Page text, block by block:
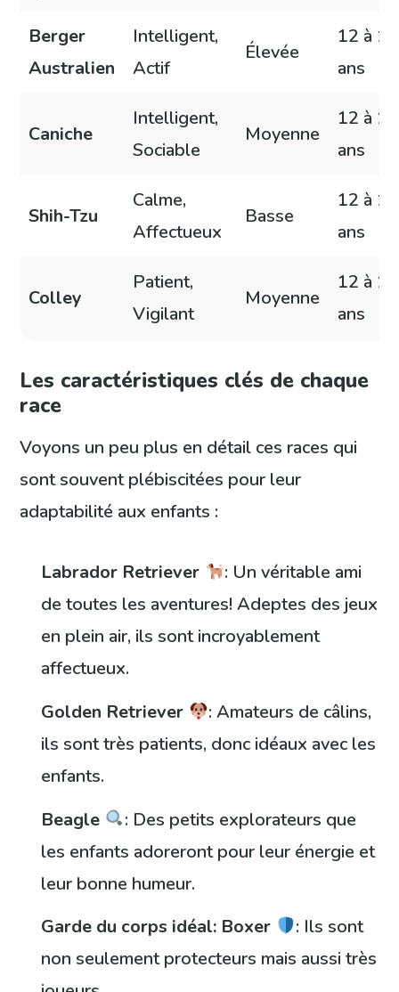
Berger
Australien
Intelligent,
Actif
Élevée
12 à 15
ans
Caniche
Intelligent,
Sociable
Moyenne
12 à 15
ans
Shih-Tzu
Calme,
Affectueux
Basse
12 à 16
ans
Colley
Patient,
Vigilant
Moyenne
12 à 14
ans
Les caractéristiques clés de chaque
race
Voyons un peu plus en détail ces races qui
sont souvent plébiscitées pour leur
adaptabilité aux enfants :
Labrador Retriever
: Un véritable ami
de toutes les aventures! Adeptes des jeux
en plein air, ils sont incroyablement
affectueux.
Golden Retriever
: Amateurs de câlins,
ils sont très patients, donc idéaux avec les
enfants.
Beagle
: Des petits explorateurs que
les enfants adoreront pour leur énergie et
leur bonne humeur.
Garde du corps idéal: Boxer
: Ils sont
non seulement protecteurs mais aussi très